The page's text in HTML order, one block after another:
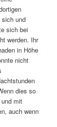
sich und
sich bei
werden. Ihr
in Höhe
nicht
dies so
mit
auch wenn